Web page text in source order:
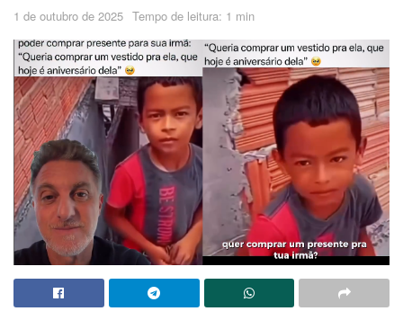
1 de outubro de 2025 Tempo de leitura: 1 min